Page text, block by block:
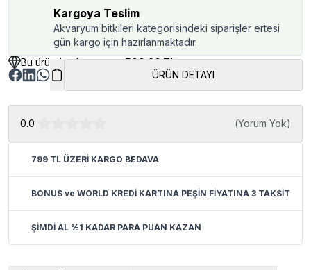
Kargoya Teslim
Akvaryum bitkileri kategorisindeki siparişler ertesi
gün kargo için hazırlanmaktadır.
Bu üründen kazancınız509.26 TL
ÜRÜN DETAYI
0.0 (Yorum Yok)
799 TL ÜZERİ KARGO BEDAVA
BONUS ve WORLD KREDİ KARTINA PEŞİN FİYATINA 3 TAKSİT
ŞİMDİ AL %1 KADAR PARA PUAN KAZAN